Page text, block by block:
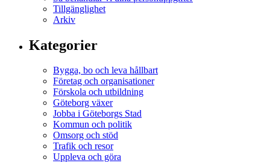
Tillgänglighet
Arkiv
Kategorier
Bygga, bo och leva hållbart
Företag och organisationer
Förskola och utbildning
Göteborg växer
Jobba i Göteborgs Stad
Kommun och politik
Omsorg och stöd
Trafik och resor
Uppleva och göra